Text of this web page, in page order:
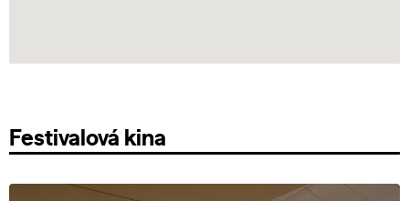
Festivalová kina